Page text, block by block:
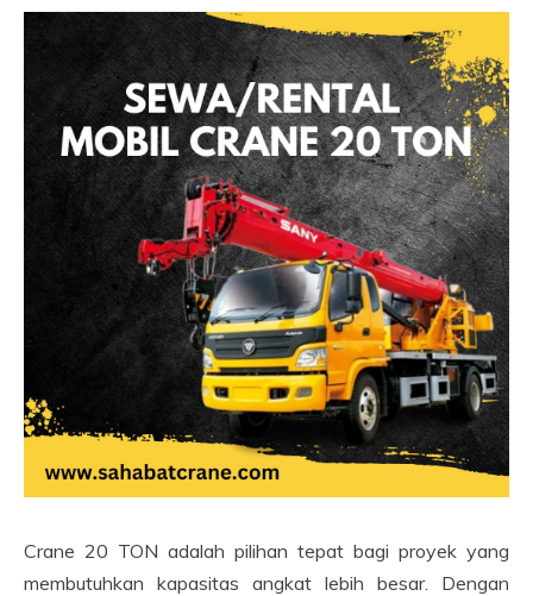
Crane 20 TON adalah pilihan tepat bagi proyek yang
membutuhkan kapasitas angkat lebih besar. Dengan